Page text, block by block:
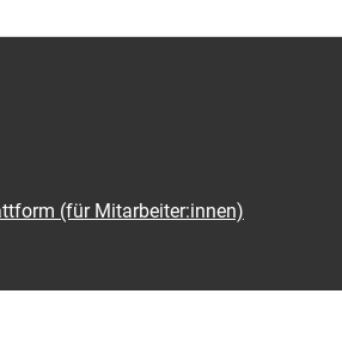
(für Mitarbeiter:innen)